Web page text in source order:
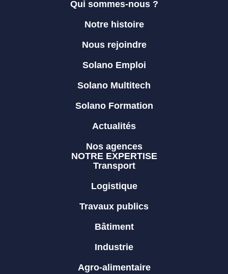
Qui sommes-nous ?
Notre histoire
Nous rejoindre
Solano Emploi
Solano Multitech
Solano Formation
Actualités
Nos agences
NOTRE EXPERTISE
Transport
Logistique
Travaux publics
Bâtiment
Industrie
Agro-alimentaire